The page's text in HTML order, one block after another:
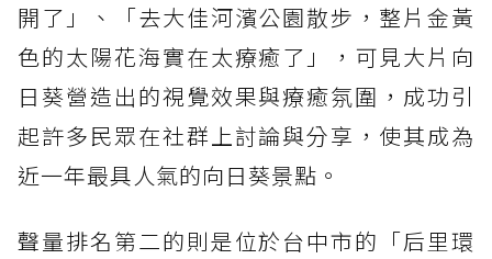
開了」、「去大佳河濱公園散步，整片金黃
色的太陽花海實在太療癒了」，可見大片向
日葵營造出的視覺效果與療癒氛圍，成功引
起許多民眾在社群上討論與分享，使其成為
近一年最具人氣的向日葵景點。
聲量排名第二的則是位於台中市的「后里環